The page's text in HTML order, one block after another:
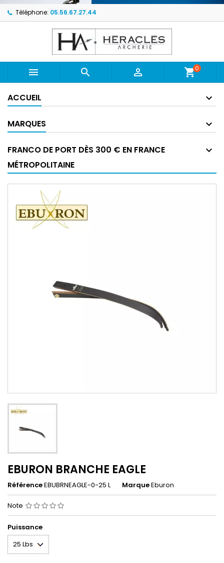
Téléphone: 05.56.67.27.44
   shopping_cart0
ACCUEIL
MARQUES
FRANCO DE PORT DÈS 300 € EN FRANCE
MÉTROPOLITAINE
EBURON BRANCHE EAGLE
RéférenceEBUBRNEAGLE-0-25 L MarqueEburon
Note
Puissance